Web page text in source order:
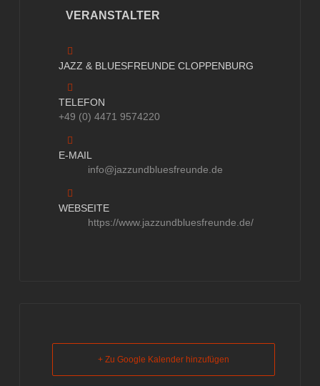
VERANSTALTER
JAZZ & BLUESFREUNDE CLOPPENBURG
TELEFON
+49 (0) 4471 9574220
E-MAIL
info@jazzundbluesfreunde.de
WEBSEITE
https://www.jazzundbluesfreunde.de/
+ Zu Google Kalender hinzufügen